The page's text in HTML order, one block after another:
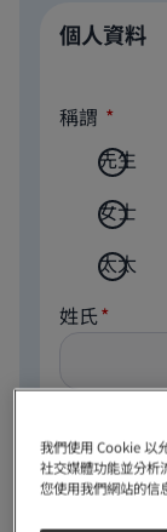
個人資料
稱謂
先生
女士
太太
姓氏
我們使用 Cookie 以
社交媒體功能並分析
您使用我們網站的信